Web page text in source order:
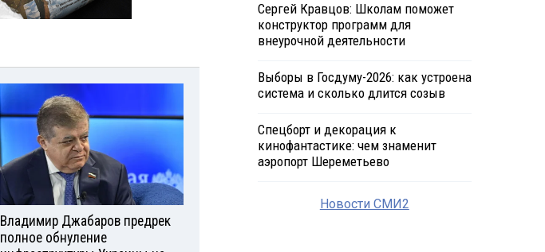
Владимир Джабаров предрек
полное обнуление
Сергей Кравцов: Школам поможет
конструктор программ для
внеурочной деятельности
Выборы в Госдуму-2026: как устроена
система и сколько длится созыв
Спецборт и декорация к
кинофантастике: чем знаменит
аэропорт Шереметьево
Новости СМИ2